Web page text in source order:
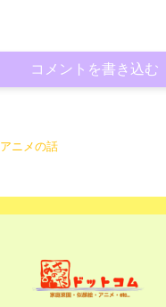
コメントを書き込む
アニメの話